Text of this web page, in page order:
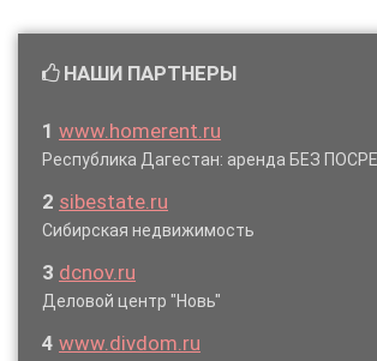
НАШИ ПАРТНЕРЫ
1 www.homerent.ru
Республика Дагестан: аренда БЕЗ
2 sibestate.ru
Сибирская недвижимость
3 dcnov.ru
Деловой центр "Новь"
4 www.divdom.ru